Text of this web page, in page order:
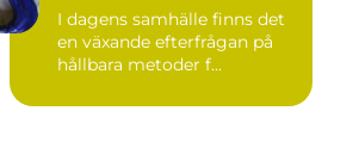
I dagens samhälle finns det
en växande efterfrågan på
hållbara metoder f...